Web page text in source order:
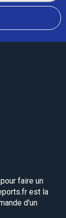
faire un
est la
d'un